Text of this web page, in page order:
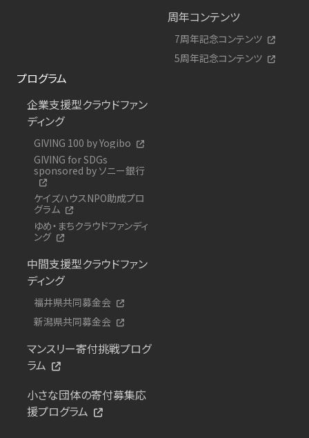
周年コンテンツ
7周年記念コンテンツ
5周年記念コンテンツ
プログラム
企業支援型クラウドファン
ディング
GIVING 100 by Yogibo
GIVING for SDGs
sponsored by ソニー銀行
ケイズハウスNPO助成プロ
グラム
ゆめ・まちクラウドファンディ
ング
中間支援型クラウドファン
ディング
福井県共同募金会
新潟県共同募金会
マンスリー寄付挑戦プログ
ラム
小さな団体の寄付募集応
援プログラム